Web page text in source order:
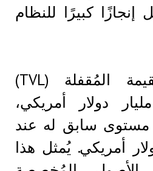
إنجازًا كبيرًا للنظام
بلغ إجمالي القيمة المُقفلة (TVL)
1.729 مليار دولار أمريكي،
مستوى سابق له عند
أمريكي. يُمثل هذا